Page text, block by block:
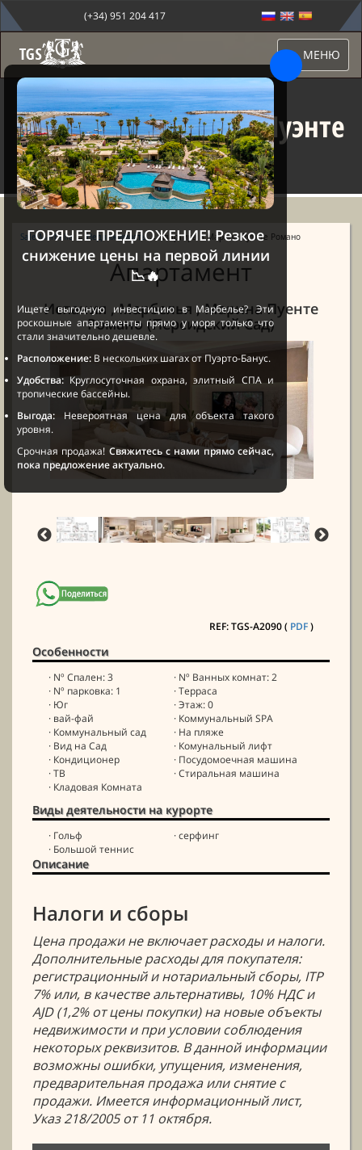
(+34) 951 204 417
МЕНЮ
Квартира в Марина Пуэнте
Романо
Sale Marbella →Недвижимость→ Квартира в Марина Пуэнте Романо
Апартамент
Испания , Марбелья , Марина Пуенте
Романо (Персидский Сад)
REF: TGS-A2090 ( PDF)
Особенности
· Nº Спален: 3
· Nº Ванных комнат: 2
· Nº парковка: 1
· Терраса
· Юг
· Этаж: 0
· вай-фай
· Коммунальный SPA
· Коммунальный сад
· На пляже
· Вид на Сад
· Комунальный лифт
· Кондиционер
· Посудомоечная машина
· ТВ
· Стиральная машина
· Кладовая Комната
Виды деятельности на курорте
· Гольф
· серфинг
· Большой теннис
Описание
Налоги и сборы
Цена продажи не включает расходы и налоги.
Дополнительные расходы для покупателя:
регистрационный и нотариальный сборы, ITP
7% или, в качестве альтернативы, 10% НДС и
AJD (1,2% от цены покупки) на новые объекты
недвижимости и при условии соблюдения
некоторых реквизитов. В данной информации
возможны ошибки, упущения, изменения,
предварительная продажа или снятие с
продажи. Имеется информационный лист,
Указ 218/2005 от 11 октября.
ГОРЯЧЕЕ ПРЕДЛОЖЕНИЕ! Резкое
снижение цены на первой линии
📉🔥
Ищете выгодную инвестицию в Марбелье? Эти
роскошные апартаменты прямо у моря только что
стали значительно дешевле.
Расположение: В нескольких шагах от Пуэрто-Банус.
Удобства: Круглосуточная охрана, элитный СПА и
тропические бассейны.
Выгода: Невероятная цена для объекта такого
уровня.
Срочная продажа! Свяжитесь с нами прямо сейчас,
пока предложение актуально.